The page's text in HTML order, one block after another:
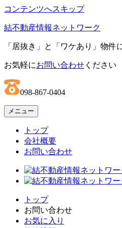
コンテンツへスキップ
結不動産情報ネットワーク
「居抜き」と「ワケあり」物件
お気軽にお問い合わせ ください
098-867-0404
メニュー
トップ
会社概要
お問い合わせ
トップ
お問い合わせ
お気に入り